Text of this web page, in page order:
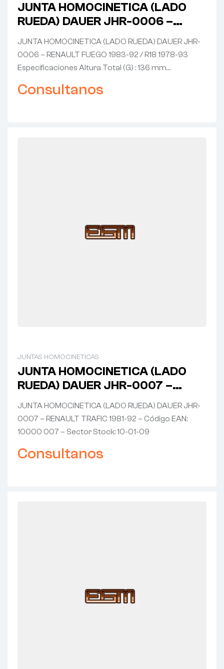
JUNTA HOMOCINETICA (LADO
RUEDA) DAUER JHR-0006 –
RENAULT FUEGO 1983-92 / R18
1978-93
JUNTA HOMOCINETICA (LADO RUEDA) DAUER JHR-
0006 – RENAULT FUEGO 1983-92 / R18 1978-93
Especificaciones Altura Total (G) : 136 mm…
Consultanos
JUNTAS HOMOCINETICAS
JUNTA HOMOCINETICA (LADO
RUEDA) DAUER JHR-0007 –
RENAULT TRAFIC 1981-92
JUNTA HOMOCINETICA (LADO RUEDA) DAUER JHR-
0007 – RENAULT TRAFIC 1981-92 – Código EAN:
10000 007 – Sector Stock: 10-01-09
Consultanos